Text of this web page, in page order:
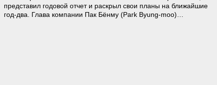
представил годовой отчет и раскрыл свои планы на ближайшие
год-два. Глава компании Пак Бёнму (Park Byung-moo)…